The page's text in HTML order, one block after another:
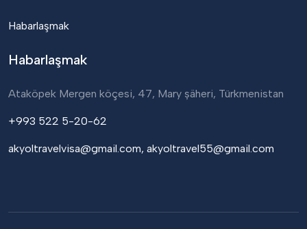
Habarlaşmak
Habarlaşmak
Ataköpek Mergen köçesi, 47, Mary șäheri, Türkmenistan
+993 522 5-20-62
akyoltravelvisa@gmail.com, akyoltravel55@gmail.com